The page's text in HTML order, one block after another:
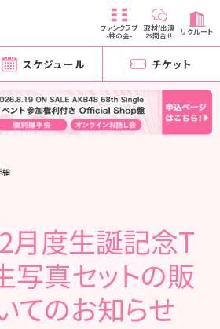
ファンクラブ
-柱の会-
取材/出演
お問合せ リクルート
スケジュール チケット
細
月度生誕記念T
写真セットの販
てのお知らせ